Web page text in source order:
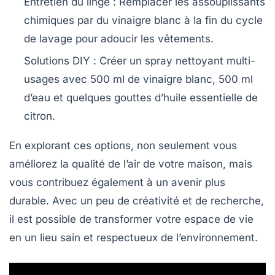
chimiques par du vinaigre blanc à la fin du cycle
de lavage pour adoucir les vêtements.
Solutions DIY : Créer un spray nettoyant multi-
usages avec 500 ml de vinaigre blanc, 500 ml
d’eau et quelques gouttes d’huile essentielle de
citron.
En explorant ces options, non seulement vous
améliorez la qualité de l’air de votre maison, mais
vous contribuez également à un avenir plus
durable. Avec un peu de créativité et de recherche,
il est possible de transformer votre espace de vie
en un lieu sain et respectueux de l’environnement.